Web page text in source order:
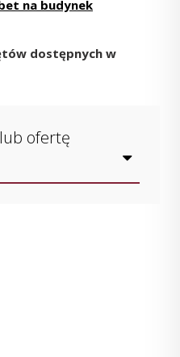
na budynek
dostępnych w
ofertę